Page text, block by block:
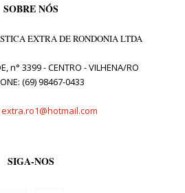
SOBRE NÓS
EXTRA DE RONDONIA LTDA
n° 3399 - CENTRO - VILHENA/RO
(69) 98467-0433
extra.ro1@hotmail.com
SIGA-NOS